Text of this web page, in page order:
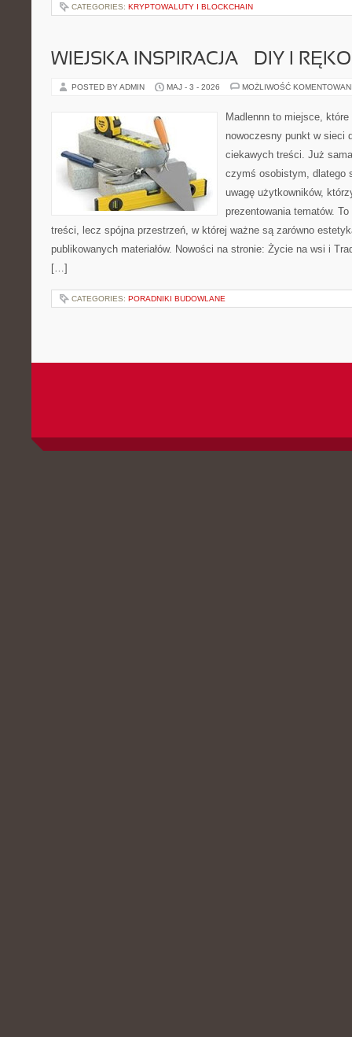
CATEGORIES: KRYPTOWALUTY I BLOCKCHAIN
WIEJSKA INSPIRACJA – DIY I
POSTED BY ADMIN MAJ - 3 - 2026 MOŻLIWOŚĆ
Madlennn to miejsce,
nowoczesny punkt w sieci
ciekawych treści. Już
czymś osobistym, dlatego
uwagę użytkowników,
prezentowania tematów.
treści, lecz spójna przestrzeń, w której ważne są zarówno
publikowanych materiałów. Nowości na stronie: Życie na wsi i
[…]
CATEGORIES: PORADNIKI BUDOWLANE